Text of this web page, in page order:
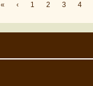
« ‹ 1 2 3 4